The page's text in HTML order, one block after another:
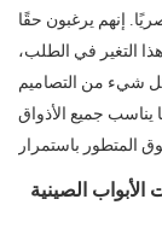
إنهم يرغبون حقًا
التغير في الطلب،
شيء من التصاميم
يناسب جميع الأذواق
الأبواب الصينية